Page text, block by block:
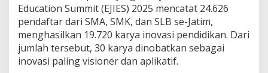
Education Summit (EJIES) 2025 mencatat 24.626
pendaftar dari SMA, SMK, dan SLB se-Jatim,
menghasilkan 19.720 karya inovasi pendidikan. Dari
jumlah tersebut, 30 karya dinobatkan sebagai
inovasi paling visioner dan aplikatif.